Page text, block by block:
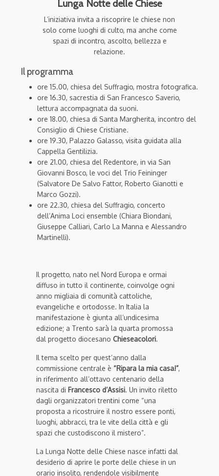
Lunga Notte delle Chiese
L’iniziativa invita a riscoprire le chiese non
solo come luoghi di culto, ma anche come
spazi di incontro, ascolto, bellezza e
relazione.
Il programma
ore 15.00, chiesa del Suffragio, mostra fotografica.
ore 16.30, sacrestia di San Francesco Saverio,
lettura accompagnata da suoni.
ore 18.00, chiesa di Santa Margherita, incontro del
Consiglio di Chiese Cristiane.
ore 19.30, Palazzo Galasso, visita guidata alla
Cappella Gentilizia.
ore 21.00, chiesa del Redentore, in via San
Giovanni Bosco, le voci del Trio Feininger
(Salvatore De Salvo Fattor, Roberto Gianotti e
Marco Gozzi).
ore 22.30, chiesa del Suffragio, concerto
dell’Anima Loci ensemble (Chiara Biondani,
Giuseppe Calliari, Carlo La Manna e Alessandro
Martinelli).
Il progetto, nato nel Nord Europa e ormai
diffuso in tutto il continente, coinvolge ogni
anno migliaia di comunità cattoliche,
evangeliche e ortodosse. In Italia la
manifestazione è giunta all’undicesima
edizione; a Trento sarà la quarta promossa
dal progetto diocesano Chieseacolori.
Il tema scelto per quest’anno dalla
commissione centrale è “Ripara la mia casa!”,
in riferimento all’ottavo centenario della
nascita di Francesco d’Assisi. Un invito riletto
dagli organizzatori trentini come “una
proposta a ricostruire il nostro essere ponti,
luoghi, abbracci, tra le vite della città e gli
spazi che custodiscono il mistero”.
La Lunga Notte delle Chiese nasce infatti dal
desiderio di aprire le porte delle chiese in un
orario insolito, rendendole visibilmente